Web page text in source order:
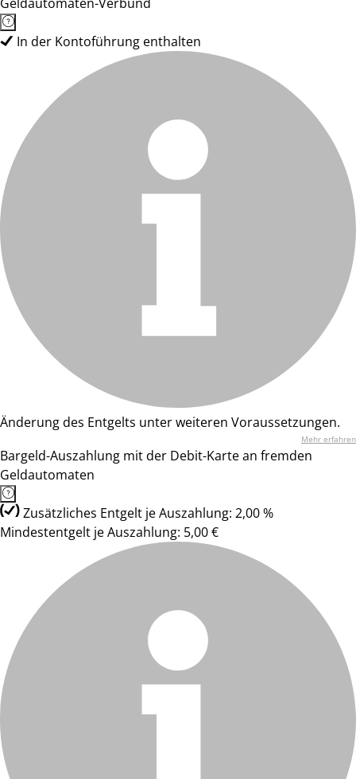
In der Kontoführung enthalten
Änderung des Entgelts unter weiteren Voraussetzungen.
Mehr erfahren
Bargeld-Auszahlung mit der Debit-Karte an fremden
Geldautomaten
Zusätzliches Entgelt je Auszahlung: 2,00 %
Mindestentgelt je Auszahlung: 5,00 €